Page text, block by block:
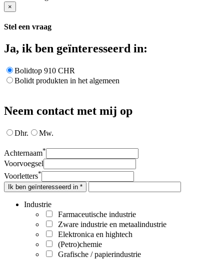
×
Stel een vraag
Ja, ik ben geïnteresseerd in:
Bolidtop 910 CHR
Bolidt produkten in het algemeen
Neem contact met mij op
Dhr. Mw.
Achternaam*
Voorvoegsel
Voorletters*
Ik ben geïnteresseerd in *
Industrie
Farmaceutische industrie
Zware industrie en metaalindustrie
Elektronica en hightech
(Petro)chemie
Grafische / papierindustrie